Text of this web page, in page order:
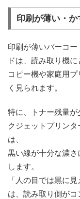
印刷が薄い・
印刷が薄いバーコ
ドは、読み取り機
コピー機や家庭用
く見られます。
特に、トナー残量
クジェットプリン
は、
黒い線が十分な濃
します。
「人の目では黒に
は、読み取り側が